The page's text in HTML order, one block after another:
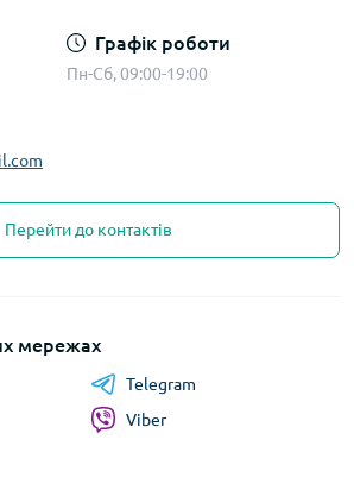
Графік роботи
Пн-Сб, 09:00-19:00
Перейти до контактів
мережах
Telegram
Viber